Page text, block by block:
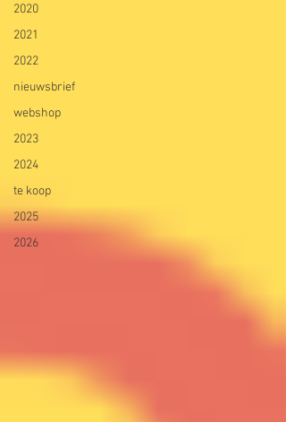
2020
2021
2022
nieuwsbrief
webshop
2023
2024
te koop
2025
2026